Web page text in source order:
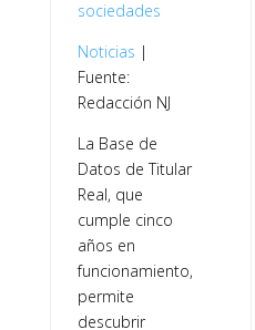
sociedades
Noticias |
Fuente:
Redacción NJ
La Base de
Datos de Titular
Real, que
cumple cinco
años en
funcionamiento,
permite
descubrir